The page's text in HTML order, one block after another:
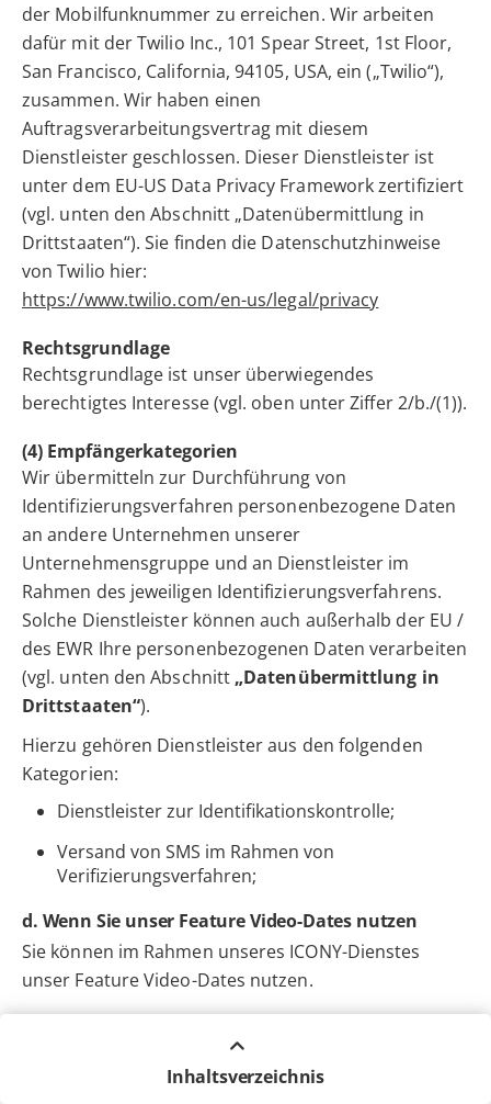
Inhaltsverzeichnis
der Mobilfunknummer zu erreichen. Wir arbeiten
dafür mit der Twilio Inc., 101 Spear Street, 1st Floor,
San Francisco, California, 94105, USA, ein („Twilio“),
zusammen. Wir haben einen
Auftragsverarbeitungsvertrag mit diesem
Dienstleister geschlossen. Dieser Dienstleister ist
unter dem EU-US Data Privacy Framework zertifiziert
(vgl. unten den Abschnitt „Datenübermittlung in
Drittstaaten“). Sie finden die Datenschutzhinweise
von Twilio hier:
https://www.twilio.com/en-us/legal/privacy
Rechtsgrundlage
Rechtsgrundlage ist unser überwiegendes
berechtigtes Interesse (vgl. oben unter Ziffer 2/b./(1)).
(4) Empfängerkategorien
Wir übermitteln zur Durchführung von
Identifizierungsverfahren personenbezogene Daten
an andere Unternehmen unserer
Unternehmensgruppe und an Dienstleister im
Rahmen des jeweiligen Identifizierungsverfahrens.
Solche Dienstleister können auch außerhalb der EU /
des EWR Ihre personenbezogenen Daten verarbeiten
(vgl. unten den Abschnitt „Datenübermittlung in
Drittstaaten“).
Hierzu gehören Dienstleister aus den folgenden
Kategorien:
Dienstleister zur Identifikationskontrolle;
Versand von SMS im Rahmen von
Verifizierungsverfahren;
d. Wenn Sie unser Feature Video-Dates nutzen
Sie können im Rahmen unseres ICONY-Dienstes
unser Feature Video-Dates nutzen.
Wir verarbeiten Ihre personenbezogenen Daten zur
Anbahnung, Durchführung und Abwicklung des